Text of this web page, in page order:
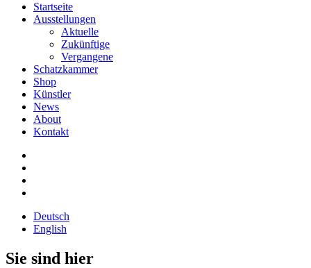
Startseite
Ausstellungen
Aktuelle
Zukünftige
Vergangene
Schatzkammer
Shop
Künstler
News
About
Kontakt
Deutsch
English
Sie sind hier